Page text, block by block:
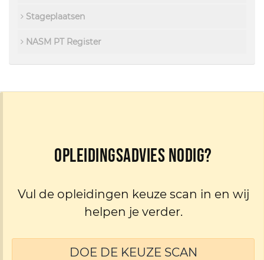
Stageplaatsen
NASM PT Register
Opleidingsadvies nodig?
Vul de opleidingen keuze scan in en wij
helpen je verder.
DOE DE KEUZE SCAN